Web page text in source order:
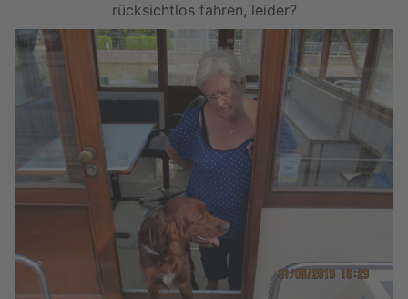
rücksichtlos fahren, leider?